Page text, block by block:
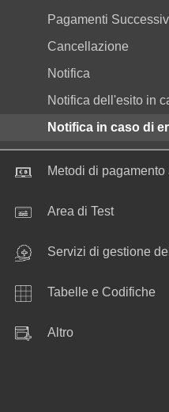
Pagamenti
Cancellazione
Notifica
Notifica dell'esito in
Notifica in caso di
Metodi di pagamento
Area di Test
Servizi di gestione
Tabelle e Codifiche
Altro